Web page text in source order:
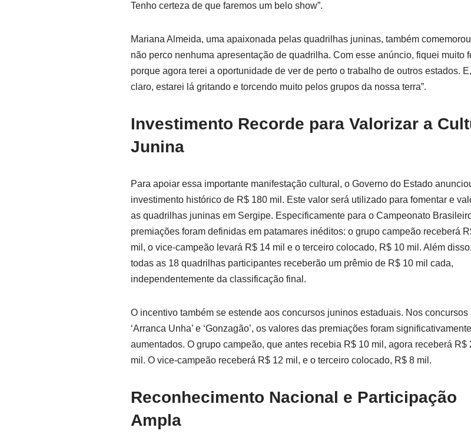
Tenho certeza de que faremos um belo show”.
Mariana Almeida, uma apaixonada pelas quadrilhas juninas, também
não perco nenhuma apresentação de quadrilha. Com esse anúncio, fiquei muito
porque agora terei a oportunidade de ver de perto o trabalho de outros estados. E,
claro, estarei lá gritando e torcendo muito pelos grupos da nossa terra”.
Investimento Recorde para Valorizar a
Junina
Para apoiar essa importante manifestação cultural, o Governo do Estado
investimento histórico de R$ 180 mil. Este valor será utilizado para fomentar e
as quadrilhas juninas em Sergipe. Especificamente para o Campeonato
premiações foram definidas em patamares inéditos: o grupo campeão receberá
mil, o vice-campeão levará R$ 14 mil e o terceiro colocado, R$ 10 mil. Além disso,
todas as 18 quadrilhas participantes receberão um prêmio de R$ 10 mil cada,
independentemente da classificação final.
O incentivo também se estende aos concursos juninos estaduais. Nos concursos
‘Arranca Unha’ e ‘Gonzagão’, os valores das premiações foram significativamente
aumentados. O grupo campeão, que antes recebia R$ 10 mil, agora receberá R$
mil. O vice-campeão receberá R$ 12 mil, e o terceiro colocado, R$ 8 mil.
Reconhecimento Nacional e Participação
Ampla